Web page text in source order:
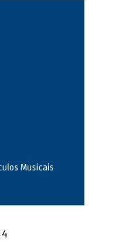
Musicais